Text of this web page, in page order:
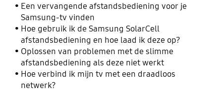
Een vervangende afstandsbediening voor je
Samsung-tv vinden
Hoe gebruik ik de Samsung SolarCell
afstandsbediening en hoe laad ik deze op?
Oplossen van problemen met de slimme
afstandsbediening als deze niet werkt
Hoe verbind ik mijn tv met een draadloos
netwerk?